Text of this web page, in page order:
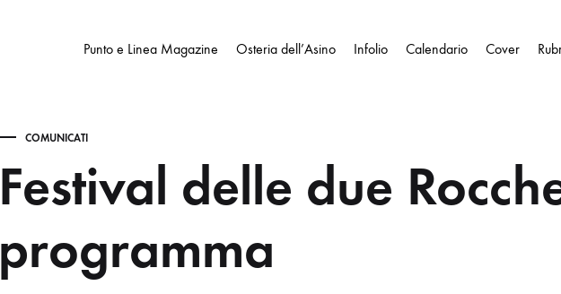
Punto e Linea Magazine Osteria dell’Asino Infolio Calendario Cover
COMUNICATI
Festival delle due
programma